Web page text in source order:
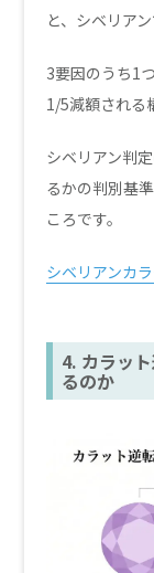
と、シベリア
3要因のうち1
1/5減額される
シベリアン判
るかの判別基
ころです。
シベリアンカ
4. カラッ
るのか